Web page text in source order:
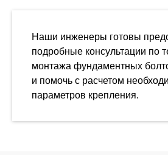
Наши инженеры готовы
подробные консультации по
монтажа фундаментных
и помочь с расчетом
параметров крепления.